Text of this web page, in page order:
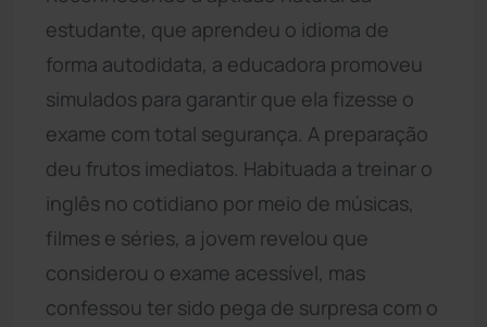
estudante, que aprendeu o idioma de
forma autodidata, a educadora promoveu
simulados para garantir que ela fizesse o
exame com total segurança. A preparação
deu frutos imediatos. Habituada a treinar o
inglês no cotidiano por meio de músicas,
filmes e séries, a jovem revelou que
considerou o exame acessível, mas
confessou ter sido pega de surpresa com o